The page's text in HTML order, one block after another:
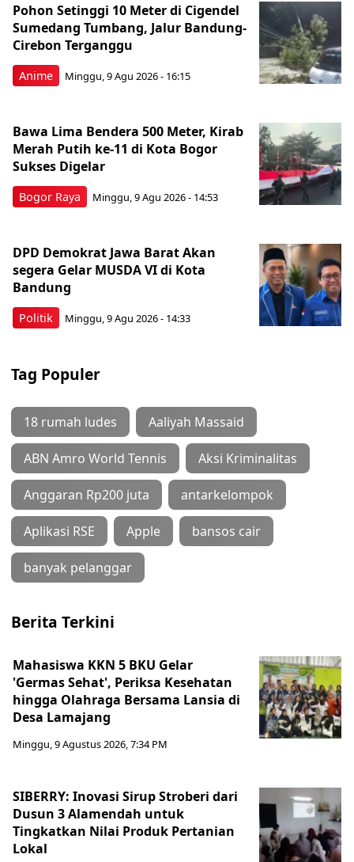
Anime
Pohon Setinggi 10 Meter di Cigendel
Sumedang Tumbang, Jalur Bandung-
Cirebon Terganggu
Minggu, 9 Agu 2026 - 16:15
Bogor Raya
Bawa Lima Bendera 500 Meter, Kirab
Merah Putih ke-11 di Kota Bogor
Sukses Digelar
Minggu, 9 Agu 2026 - 14:53
Politik
DPD Demokrat Jawa Barat Akan
segera Gelar MUSDA VI di Kota
Bandung
Minggu, 9 Agu 2026 - 14:33
Tag Populer
18 rumah ludes Aaliyah Massaid
ABN Amro World Tennis Aksi Kriminalitas
Anggaran Rp200 juta antarkelompok
Aplikasi RSE Apple bansos cair
banyak pelanggar
Berita Terkini
Mahasiswa KKN 5 BKU Gelar
'Germas Sehat', Periksa Kesehatan
hingga Olahraga Bersama Lansia di
Desa Lamajang
Minggu, 9 Agustus 2026, 7:34 PM
SIBERRY: Inovasi Sirup Stroberi dari
Dusun 3 Alamendah untuk
Tingkatkan Nilai Produk Pertanian
Lokal